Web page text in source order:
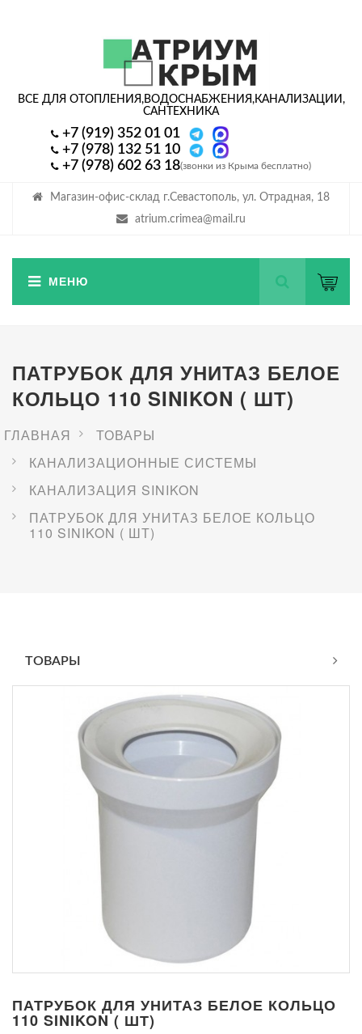
Магазин-офис-склад г.Севастополь, ул. Отрадная, 18
atrium.crimea@mail.ru
ВСЕ ДЛЯ ОТОПЛЕНИЯ,ВОДОСНАБЖЕНИЯ,КАНАЛИЗАЦИИ,
САНТЕХНИКА
+7 (919) 352 01 01
+7 (978) 132 51 10
+7 (978) 602 63 18(звонки из Крыма бесплатно)
ПАТРУБОК ДЛЯ УНИТАЗ БЕЛОЕ
КОЛЬЦО 110 SINIKON ( ШТ)
ГЛАВНАЯ
ТОВАРЫ
КАНАЛИЗАЦИОННЫЕ СИСТЕМЫ
КАНАЛИЗАЦИЯ SINIKON
ПАТРУБОК ДЛЯ УНИТАЗ БЕЛОЕ КОЛЬЦО
110 SINIKON ( ШТ)
ТОВАРЫ
ПАТРУБОК ДЛЯ УНИТАЗ БЕЛОЕ КОЛЬЦО
110 SINIKON ( ШТ)